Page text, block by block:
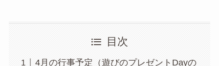
目次
4月の行事予定（遊びのプレゼントDayの